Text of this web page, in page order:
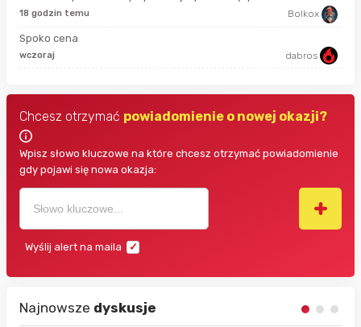
18 godzin temu Bolkox
Spoko cena
wczoraj dabros
Chcesz otrzymać powiadomienie o nowej okazji?
Wpisz słowo kluczowe na które chcesz otrzymać powiadomienie
gdy pojawi się nowa okazja:
Wyślij alert na maila
Najnowsze dyskusje